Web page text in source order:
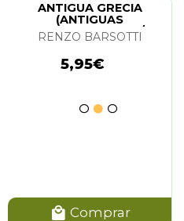
ANTIGUA GRECIA
(ANTIGUAS
CIVILIZACIONES) N/E
RENZO BARSOTTI
5,95€
Comprar